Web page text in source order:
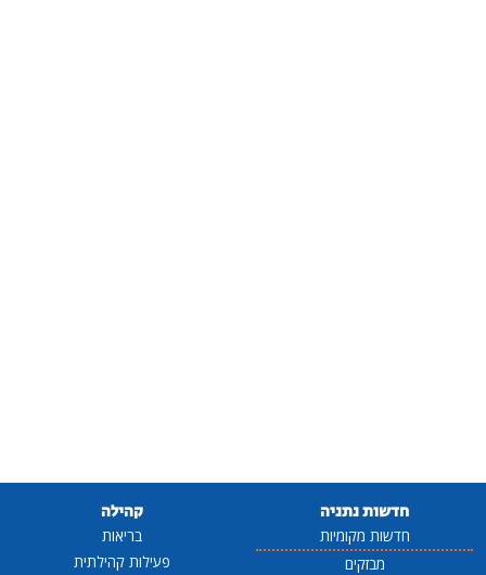
חדשות נתניה
חדשות מקומיות
מבזקים
קהילה
בריאות
פעילות קהילתית